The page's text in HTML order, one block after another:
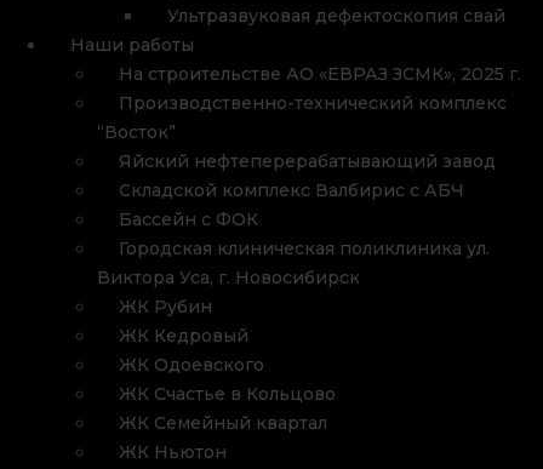
Ультразвуковая дефектоскопия свай
Наши работы
На строительстве АО «ЕВРАЗ ЗСМК», 2025 г.
Производственно-технический комплекс
“Восток”
Яйский нефтеперерабатывающий завод
Складской комплекс Валбирис с АБЧ
Бассейн с ФОК
Городская клиническая поликлиника ул.
Виктора Уса, г. Новосибирск
ЖК Рубин
ЖК Кедровый
ЖК Одоевского
ЖК Счастье в Кольцово
ЖК Семейный квартал
ЖК Ньютон